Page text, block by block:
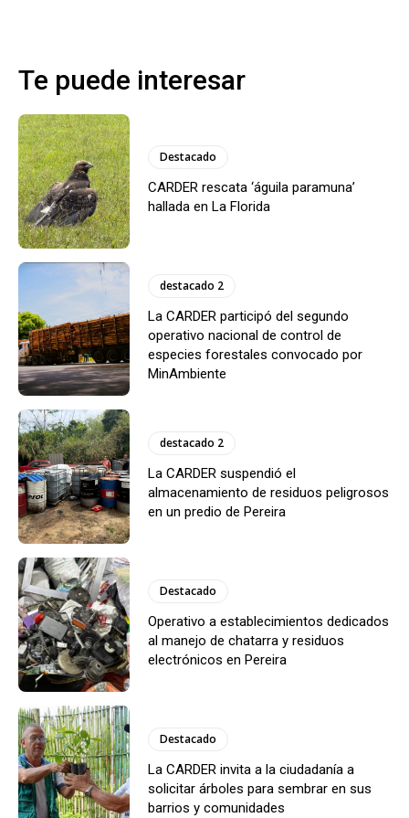
Te puede interesar
Destacado
CARDER rescata ‘águila paramuna’
hallada en La Florida
destacado 2
La CARDER participó del segundo
operativo nacional de control de
especies forestales convocado por
MinAmbiente
destacado 2
La CARDER suspendió el
almacenamiento de residuos peligrosos
en un predio de Pereira
Destacado
Operativo a establecimientos dedicados
al manejo de chatarra y residuos
electrónicos en Pereira
Destacado
La CARDER invita a la ciudadanía a
solicitar árboles para sembrar en sus
barrios y comunidades